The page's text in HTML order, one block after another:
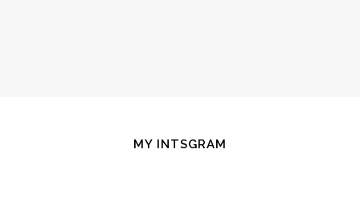
MY INTSGRAM